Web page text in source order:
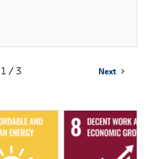
1 / 3 Next chevron_right